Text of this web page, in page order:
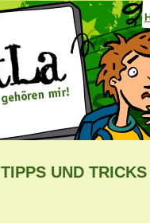
TIPPS UND TRICKS